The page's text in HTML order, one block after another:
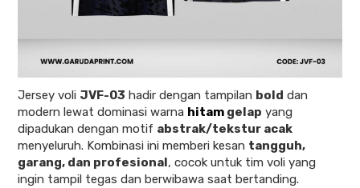
Jersey voli JVF-03 hadir dengan tampilan bold dan
modern lewat dominasi warna hitam gelap yang
dipadukan dengan motif abstrak/tekstur acak
menyeluruh. Kombinasi ini memberi kesan tangguh,
garang, dan profesional, cocok untuk tim voli yang
ingin tampil tegas dan berwibawa saat bertanding.